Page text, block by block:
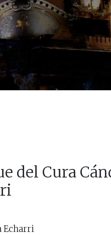
del Cura
Echarri